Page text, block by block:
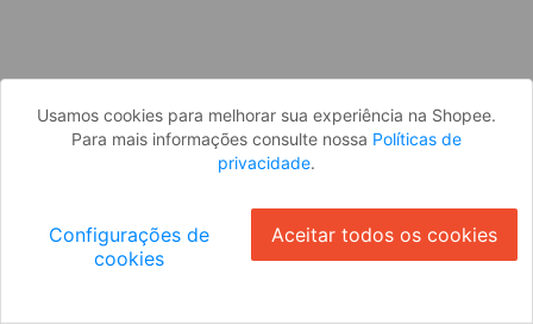
Usamos cookies para melhorar sua experiência na Shopee.
Para mais informações consulte nossa Políticas de
privacidade.
Configurações de
cookies
Aceitar todos os cookies